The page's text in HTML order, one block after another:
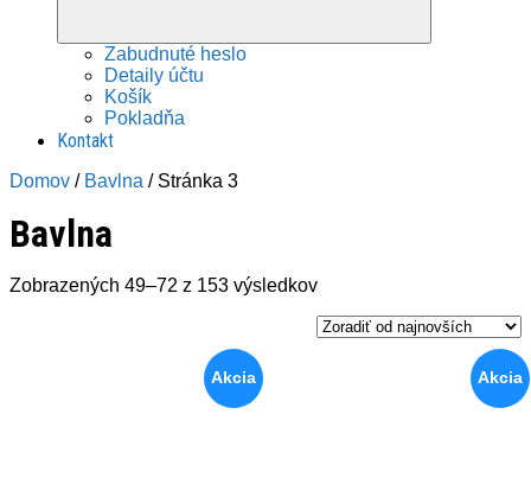
Zabudnuté heslo
Detaily účtu
Košík
Pokladňa
Kontakt
Domov / Bavlna / Stránka 3
Bavlna
Zobrazených 49–72 z 153 výsledkovZoradené
najnovších
Akcia Akcia